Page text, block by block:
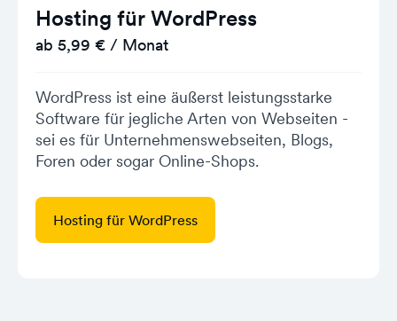
Hosting für WordPress
ab 5,99 € / Monat
WordPress ist eine äußerst leistungsstarke
Software für jegliche Arten von Webseiten -
sei es für Unternehmenswebseiten, Blogs,
Foren oder sogar Online-Shops.
Hosting für WordPress